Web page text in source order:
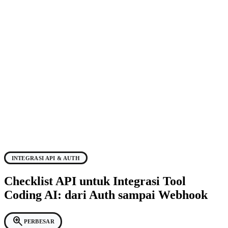
INTEGRASI API & AUTH
Checklist API untuk Integrasi Tool
Coding AI: dari Auth sampai Webhook
zoom_in PERBESAR